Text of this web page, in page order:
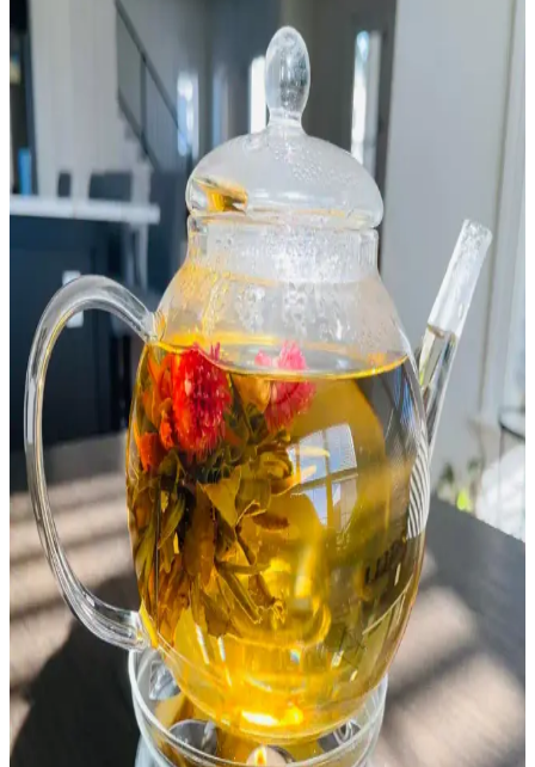
Türk mutfağının vazgeçilmez geleneksel tatlısı panayır helvası, farklı
tarifler ve modern sunumlarla hem kültürel hem de gastronomik
açıdan zenginleştiriliyor.
Belçika Çikolatası: Kalite ve Lezzetin Simgesi
Yüksek Kakao Oranlı Geleneksel Üretim
Belçika çikolatası, yüksek kakao oranı ve geleneksel üretim
teknikleriyle dünya çapında tanınır. Pralin ve trüf gibi ürünleriyle
öne çıkan bu lezzetli ve lüks çikolata, her zaman tercih edilen bir
Kent Karamelli Şeker: Geleneksel ve Modern
Tüketim Alışkanlıklarına Uygun Tatlı
Kent karamelli şeker, sert ve yapışkan yapısıyla Türkiye’de popüler
olan geleneksel bir tatlıdır. Marketlerde çeşitli boyutlarda bulunur ve
hem tek başına hem de tariflerde kullanılır.
Yayla Tavuk Sote Tarifi ve Sağlıklı Beslenmedeki
Yeri
Yayla tavuk sote, tavuğun ve sebzelerin sağlıklı birleşimiyle
hazırlanan geleneksel Türk yemeği. Protein ve vitamin deposu bu
tarif, evde kolayca yapılabilir ve besleyici özellikleriyle öne çıkar.
Servet Fethiye Tahin: Doğal ve Geleneksel Susam
Ürünü ile Sağlıklı Beslenme
Servet Fethiye Tahin, katkısız ve doğal içerikleriyle geleneksel
yöntemlerle üretilmiş sağlıklı bir susam ürünüdür. Çok yönlü
kullanımı ve besleyici özellikleriyle modern ve geleneksel tatları bir
araya getirir.